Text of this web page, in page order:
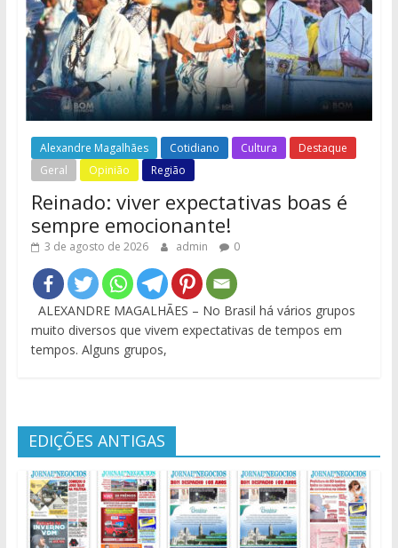
Alexandre Magalhães Cotidiano Cultura
Destaque
Geral
Opinião Região
Reinado: viver expectativas boas é
sempre emocionante!
3 de agosto de 2026 admin 0
ALEXANDRE MAGALHÃES – No Brasil há vários grupos
muito diversos que vivem expectativas de tempos em
tempos. Alguns grupos,
EDIÇÕES ANTIGAS